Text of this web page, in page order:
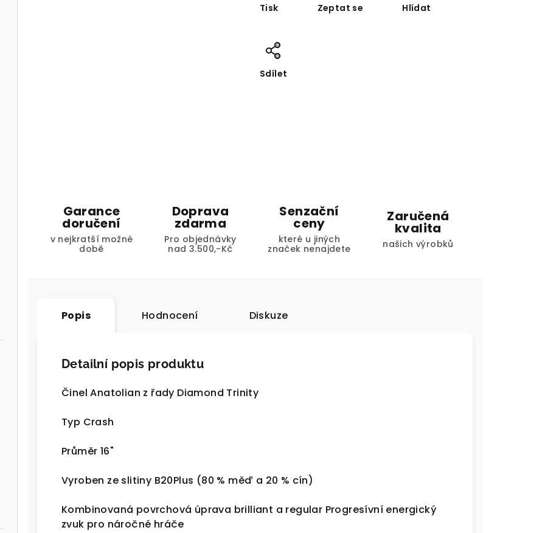
Tisk Zeptat se Hlídat
Sdílet
Garance
doručení
v nejkratší možné
době
Doprava
zdarma
Pro objednávky
nad 3.500,-Kč
Senzační
ceny
které u jiných
značek nenajdete
Zaručená
kvalita
našich výrobků
Popis Hodnocení Diskuze
Detailní popis produktu
Činel Anatolian z řady Diamond Trinity
Typ Crash
Průměr 16"
Vyroben ze slitiny B20Plus (80 % měď a 20 % cín)
Kombinovaná povrchová úprava brilliant a regular Progresívní energický
zvuk pro náročné hráče